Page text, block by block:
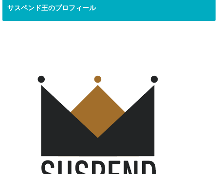
サスペンド王のプロフィール